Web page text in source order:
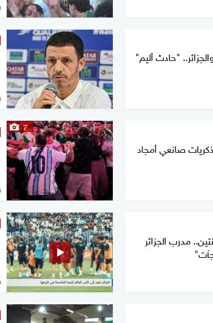
والجزائر.. "حادث أليم"
صانعي أمجاد
7
مدرب الجزائر